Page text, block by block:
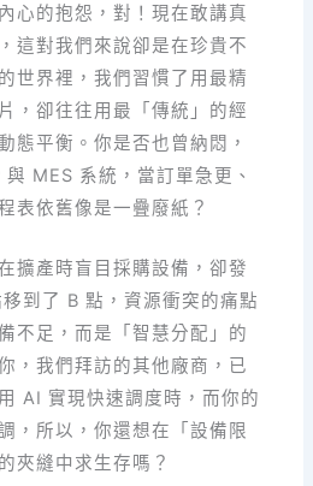
心的抱怨，對！現在敢講真
這對我們來說卻是在珍貴不
世界裡，我們習慣了用最精
，卻往往用最「傳統」的經
態平衡。你是否也曾納悶，
MES 系統，當訂單急更、
表依舊像是一疊廢紙？
擴產時盲目採購設備，卻發
到了 B 點，資源衝突的痛點
不足，而是「智慧分配」的
，我們拜訪的其他廠商，已
AI 實現快速調度時，而你的
，所以，你還想在「設備限
夾縫中求生存嗎？